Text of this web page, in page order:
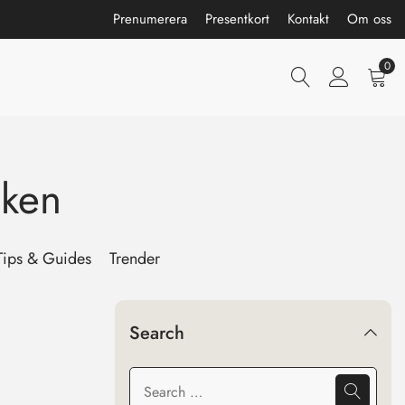
Prenumerera Presentkort Kontakt Om oss
0
& Guides Trender
Search